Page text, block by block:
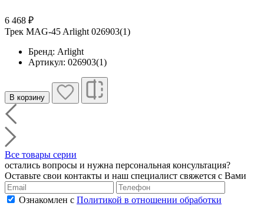
6 468 ₽
Трек MAG-45 Arlight 026903(1)
Бренд: Arlight
Артикул: 026903(1)
В корзину
Все товары серии
остались вопросы и нужна персональная консультация?
Оставьте свои контакты и наш специалист свяжется с Вами
Ознакомлен с Политикой в отношении обработки